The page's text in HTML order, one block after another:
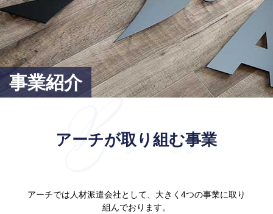
事業紹介
アーチが取り組む事業
アーチでは人材派遣会社として、大きく4つの事業に取り
組んでおります。